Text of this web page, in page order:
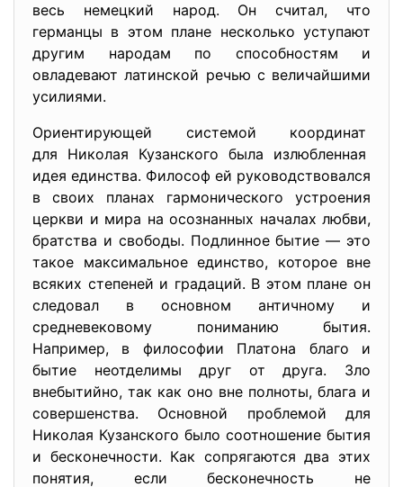
весь немецкий народ. Он считал, что
германцы в этом плане несколько уступают
другим народам по способностям и
овладевают латинской речью с величайшими
усилиями.
Ориентирующей системой координат
для Николая Кузанского была излюбленная
идея единства. Философ ей руководствовался
в своих планах гармонического устроения
церкви и мира на осознанных началах любви,
братства и свободы. Подлинное бытие — это
такое максимальное единство, которое вне
всяких степеней и градаций. В этом плане он
следовал в основном античному и
средневековому пониманию бытия.
Например, в философии Платона благо и
бытие неотделимы друг от друга. Зло
внебытийно, так как оно вне полноты, блага и
совершенства. Основной проблемой для
Николая Кузанского было соотношение бытия
и бесконечности. Как сопрягаются два этих
понятия, если бесконечность не